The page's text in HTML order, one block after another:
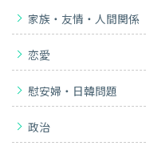
家族・友情・人間関係
恋愛
慰安婦・日韓問題
政治